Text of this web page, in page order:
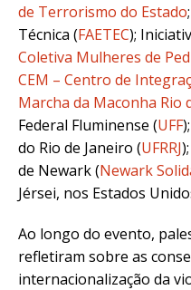
de Terrorismo do Estado;
Técnica (FAETEC);
Coletiva Mulheres de
CEM – Centro de
Marcha da Maconha Rio
Federal Fluminense (UFF
do Rio de Janeiro (UFRRJ
de Newark (Newark
Jérsei, nos Estados
Ao longo do evento,
refletiram sobre as
internacionalização da